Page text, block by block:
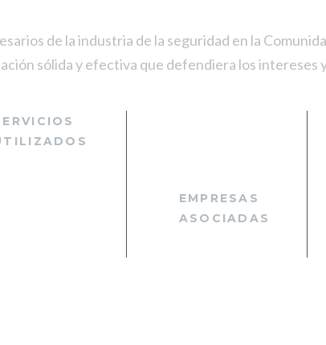
de la industria de la seguridad en la
sólida y efectiva que defendiera los intereses
EMPRESAS
ASOCIADAS